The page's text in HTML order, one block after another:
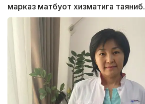
марказ матбуот хизматига таяниб.